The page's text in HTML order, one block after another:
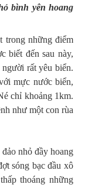
bình yên hoang
trong những điểm
biết đến sau này,
rất yêu biển.
mực nước biển,
chỉ khoảng 1km.
như một con rùa
nhỏ đầy hoang
sóng bạc đầu xô
thoáng những